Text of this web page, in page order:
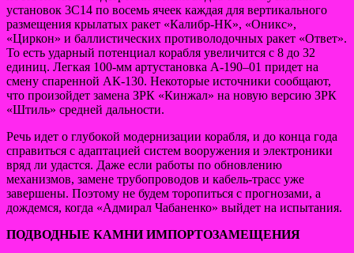
установок 3С14 по восемь ячеек каждая для вертикального
размещения крылатых ракет «Калибр-НК», «Оникс»,
«Циркон» и баллистических противолодочных ракет «Ответ».
То есть ударный потенциал корабля увеличится с 8 до 32
единиц. Легкая 100-мм артустановка А-190–01 придет на
смену спаренной АК-130. Некоторые источники сообщают,
что произойдет замена ЗРК «Кинжал» на новую версию ЗРК
«Штиль» средней дальности.
Речь идет о глубокой модернизации корабля, и до конца года
справиться с адаптацией систем вооружения и электроники
вряд ли удастся. Даже если работы по обновлению
механизмов, замене трубопроводов и кабель-трасс уже
завершены. Поэтому не будем торопиться с прогнозами, а
дождемся, когда «Адмирал Чабаненко» выйдет на испытания.
ПОДВОДНЫЕ КАМНИ ИМПОРТОЗАМЕЩЕНИЯ